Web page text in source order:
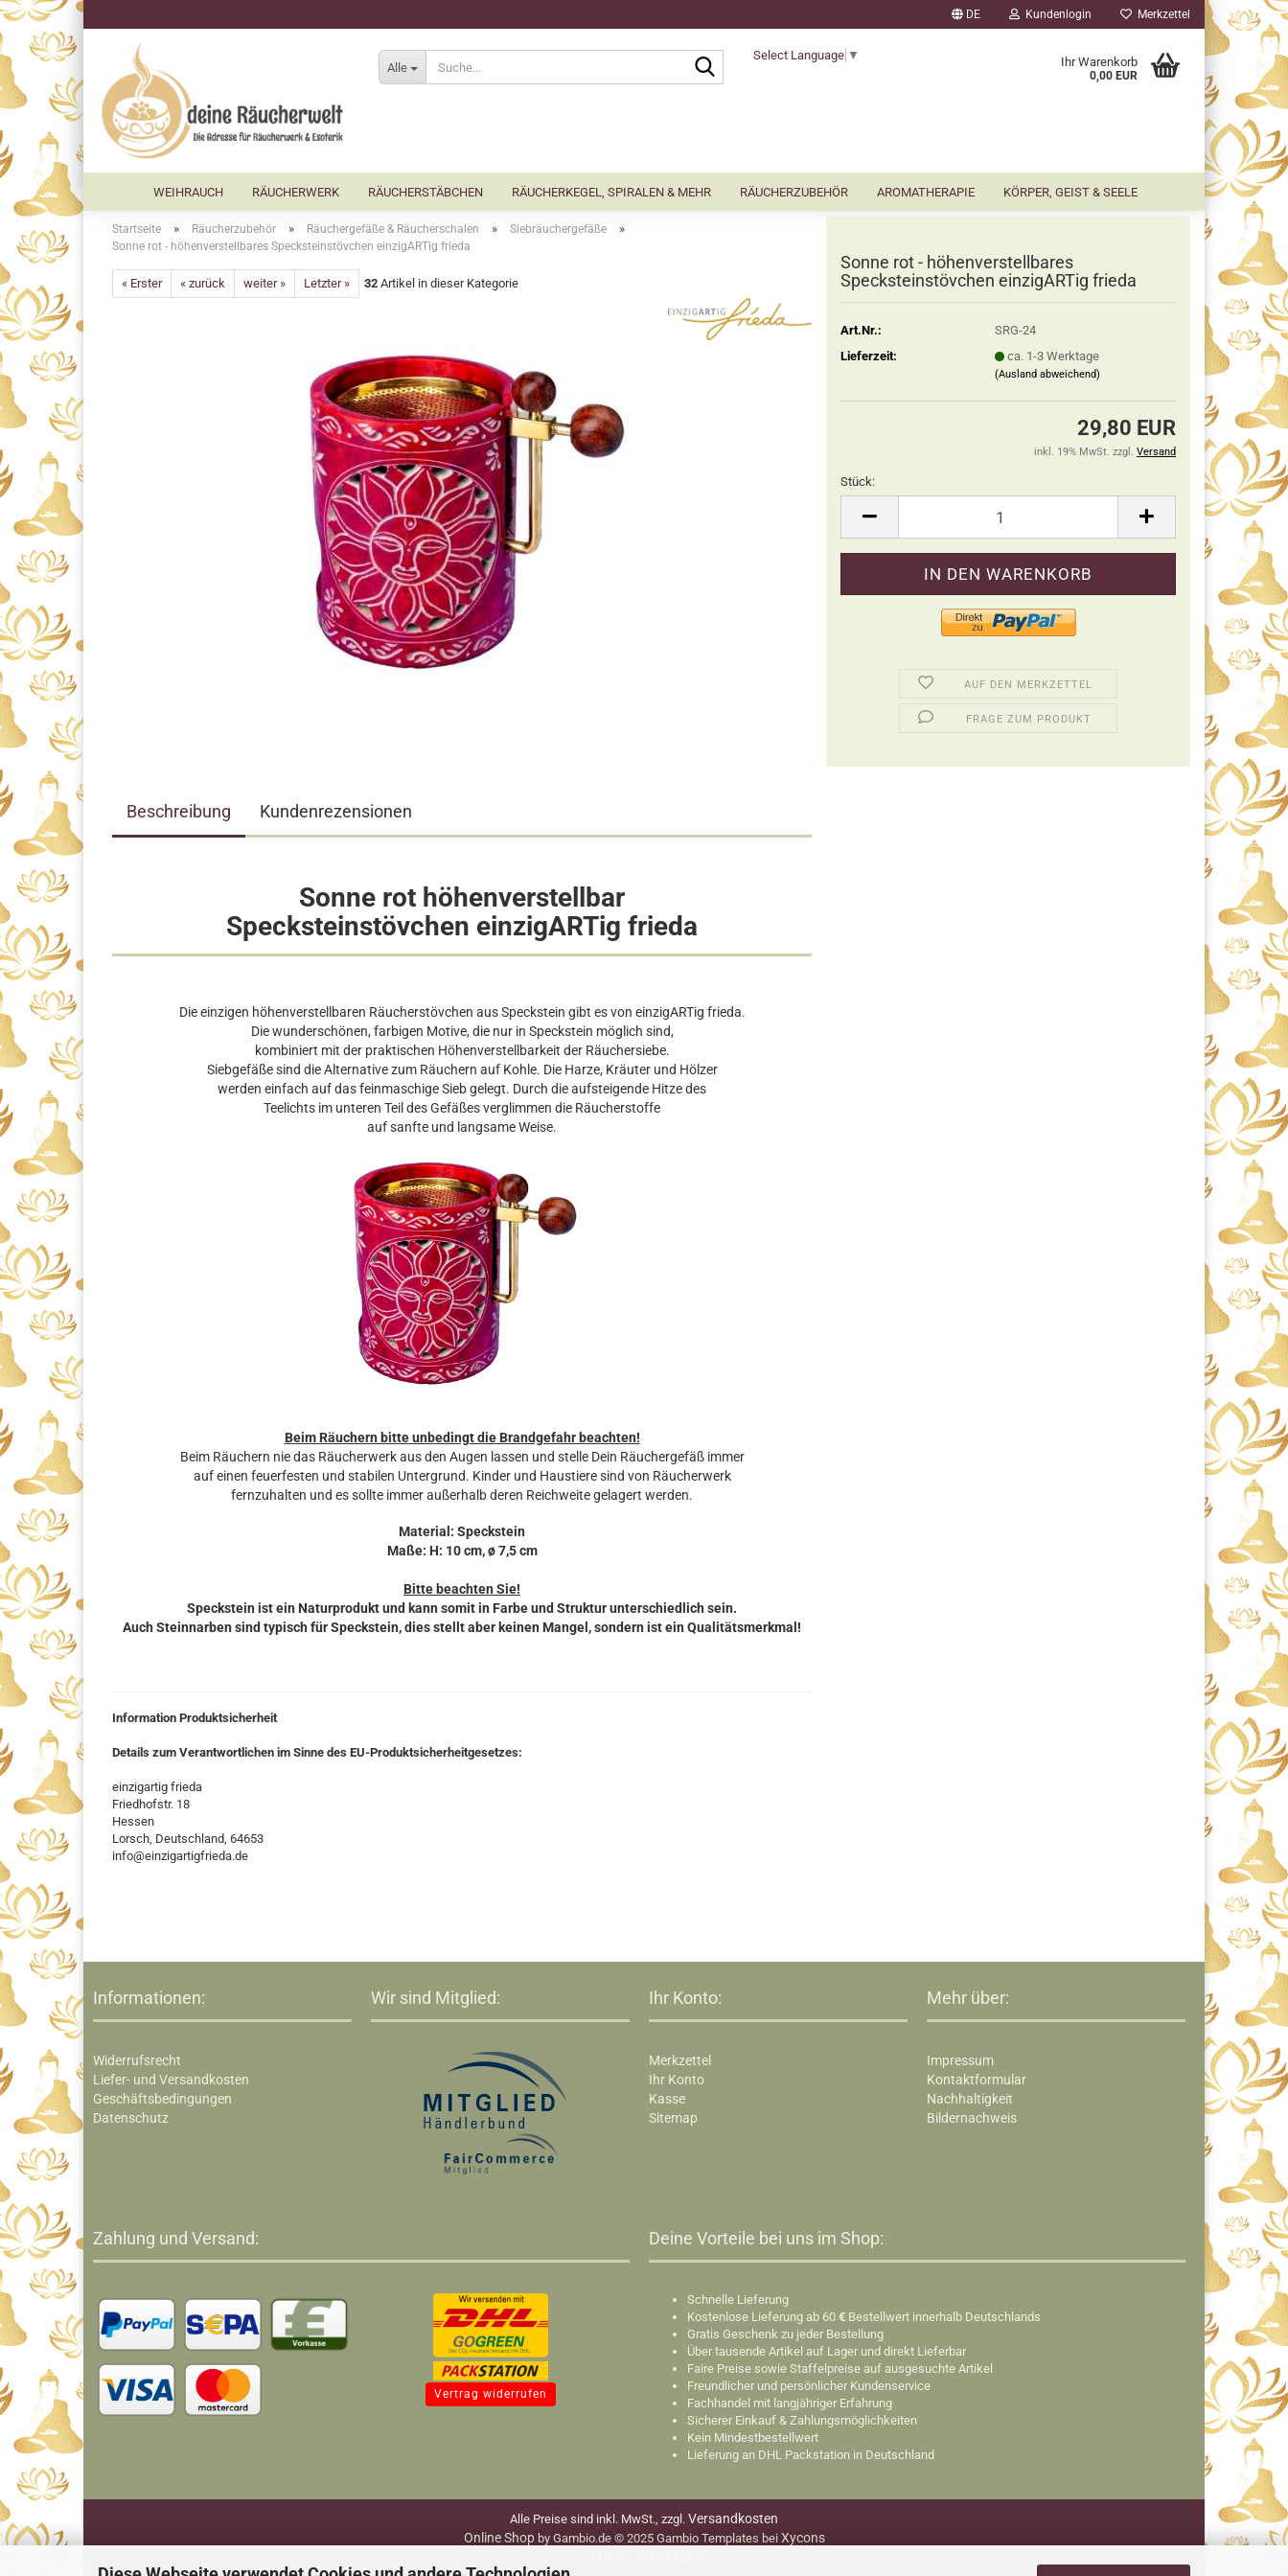
DE Kundenlogin Merkzettel
Alle
Suche...Select Language ▼ Ihr Warenkorb
0,00 EUR
WEIHRAUCH RÄUCHERWERK RÄUCHERSTÄBCHEN RÄUCHERKEGEL, SPIRALEN & MEHR RÄUCHERZUBEHÖR AROMATHERAPIE KÖRPER, GEIST & SEELE
Startseite » Räucherzubehör » Räuchergefäße & Räucherschalen » Siebräuchergefäße »
Sonne rot - höhenverstellbares Specksteinstövchen einzigARTig frieda
« Erster « zurück weiter » Letzter » 32 Artikel in dieser Kategorie
Sonne rot - höhenverstellbares
Specksteinstövchen einzigARTig frieda
Art.Nr.:
SRG-24
Lieferzeit:
ca. 1-3 Werktage
(Ausland abweichend)
29,80 EUR
inkl. 19% MwSt. zzgl. Versand
Stück:
Stück
AUF DEN MERKZETTEL
FRAGE ZUM PRODUKT
Beschreibung Kundenrezensionen
Sonne rot höhenverstellbar
Specksteinstövchen einzigARTig frieda
Die einzigen höhenverstellbaren Räucherstövchen aus Speckstein gibt es von einzigARTig frieda.
Die wunderschönen, farbigen Motive, die nur in Speckstein möglich sind,
kombiniert mit der praktischen Höhenverstellbarkeit der Räuchersiebe.
Siebgefäße sind die Alternative zum Räuchern auf Kohle. Die Harze, Kräuter und Hölzer
werden einfach auf das feinmaschige Sieb gelegt. Durch die aufsteigende Hitze des
Teelichts im unteren Teil des Gefäßes verglimmen die Räucherstoffe
auf sanfte und langsame Weise.
Beim Räuchern bitte unbedingt die Brandgefahr beachten!
Beim Räuchern nie das Räucherwerk aus den Augen lassen und stelle Dein Räuchergefäß immer
auf einen feuerfesten und stabilen Untergrund. Kinder und Haustiere sind von Räucherwerk
fernzuhalten und es sollte immer außerhalb deren Reichweite gelagert werden.
Material: Speckstein
Maße: H: 10 cm, ø 7,5 cm
Bitte beachten Sie!
Speckstein ist ein Naturprodukt und kann somit in Farbe und Struktur unterschiedlich sein.
Auch Steinnarben sind typisch für Speckstein, dies stellt aber keinen Mangel, sondern ist ein Qualitätsmerkmal!
Information Produktsicherheit
Details zum Verantwortlichen im Sinne des EU-Produktsicherheitgesetzes:
einzigartig frieda
Friedhofstr. 18
Hessen
Lorsch, Deutschland, 64653
info@einzigartigfrieda.de
Informationen:
Widerrufsrecht
Liefer- und Versandkosten
Geschäftsbedingungen
Datenschutz
Wir sind Mitglied: Ihr Konto:
Merkzettel
Ihr Konto
Kasse
Sitemap
Mehr über:
Impressum
Kontaktformular
Nachhaltigkeit
Bildernachweis
Zahlung und Versand:
Vertrag widerrufen
Deine Vorteile bei uns im Shop:​
Schnelle Lieferung
Kostenlose Lieferung ab 60 € Bestellwert innerhalb Deutschlands
Gratis Geschenk zu jeder Bestellung
Über tausende Artikel auf Lager und direkt Lieferbar
Faire Preise sowie Staffelpreise auf ausgesuchte Artikel
Freundlicher und persönlicher Kundenservice
Fachhandel mit langjähriger Erfahrung
Sicherer Einkauf & Zahlungsmöglichkeiten
Kein Mindestbestellwert
Lieferung an DHL Packstation in Deutschland
Alle Preise sind inkl. MwSt., zzgl. Versandkosten
Online Shopby Gambio.de © 2025 Gambio Templates bei Xycons